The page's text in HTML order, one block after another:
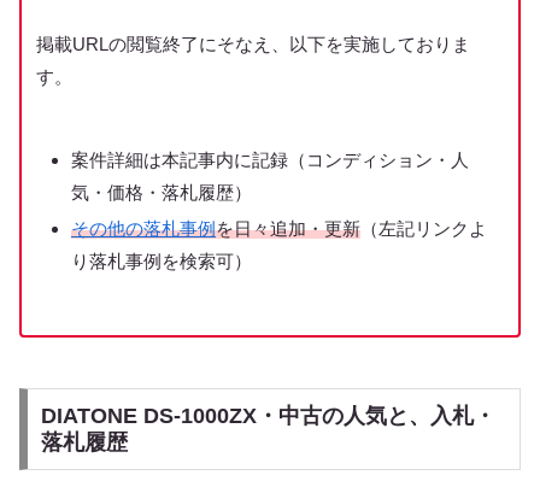
掲載URLの閲覧終了にそなえ、以下を実施しておりま
す。
案件詳細は本記事内に記録（コンディション・人
気・価格・落札履歴）
その他の落札事例を日々追加・更新 （左記リンクよ
り落札事例を検索可）
DIATONE DS-1000ZX・中古の人気と、入札・
落札履歴